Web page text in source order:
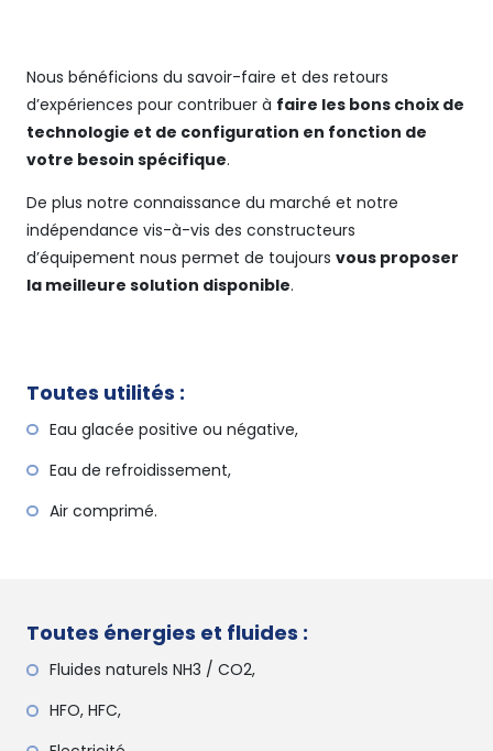
Nous bénéficions du savoir-faire et des retours
d’expériences pour contribuer à faire les bons choix de
technologie et de configuration en fonction de
votre besoin spécifique.
De plus notre connaissance du marché et notre
indépendance vis-à-vis des constructeurs
d’équipement nous permet de toujours vous proposer
la meilleure solution disponible.
Toutes utilités :
Eau glacée positive ou négative,
Eau de refroidissement,
Air comprimé.
Toutes énergies et fluides :
Fluides naturels NH3 / CO2,
HFO, HFC,